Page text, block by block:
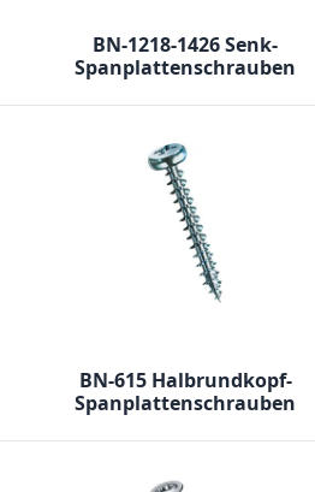
BN-1218-1426 Senk-
Spanplattenschrauben
BN-615 Halbrundkopf-
Spanplattenschrauben